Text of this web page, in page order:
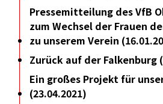
Pressemitteilung des VfB
zum Wechsel der Frauen
zu unserem Verein
Zurück auf der Falkenburg
Ein großes Projekt für
(23.04.2021)